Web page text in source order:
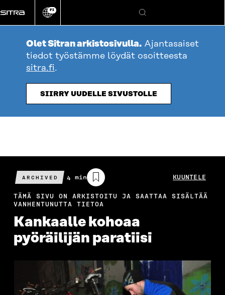
suoraan
sisältöön
Vaihda
kieli
FI
Hae
Olet Sitran arkistosivulla. Ajantasaiset
tiedot työstämme löydät osoitteesta
sitra.fi.
SIIRRY UUDELLE SIVUSTOLLE
ARCHIVED
Arvioitu
lukuaika
4 min KUUNTELE
TÄMÄ SIVU ON ARKISTOITU JA SAATTAA SISÄLTÄÄ
VANHENTUNUTTA TIETOA
Kankaalle kohoaa
pyöräilijän paratiisi